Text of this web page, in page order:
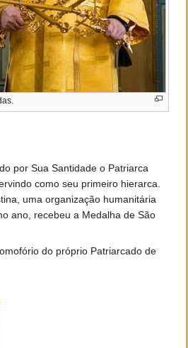
por Sua Santidade o Patriarca
como seu primeiro hierarca.
uma organização humanitária
ano, recebeu a Medalha de São
do próprio Patriarcado de